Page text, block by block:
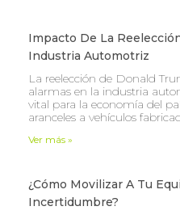
Impacto De La
Industria Automotriz
La reelección de Donald
alarmas en la industria
vital para la economía del
aranceles a vehículos
Ver más »
¿Cómo Movilizar A Tu
Incertidumbre?